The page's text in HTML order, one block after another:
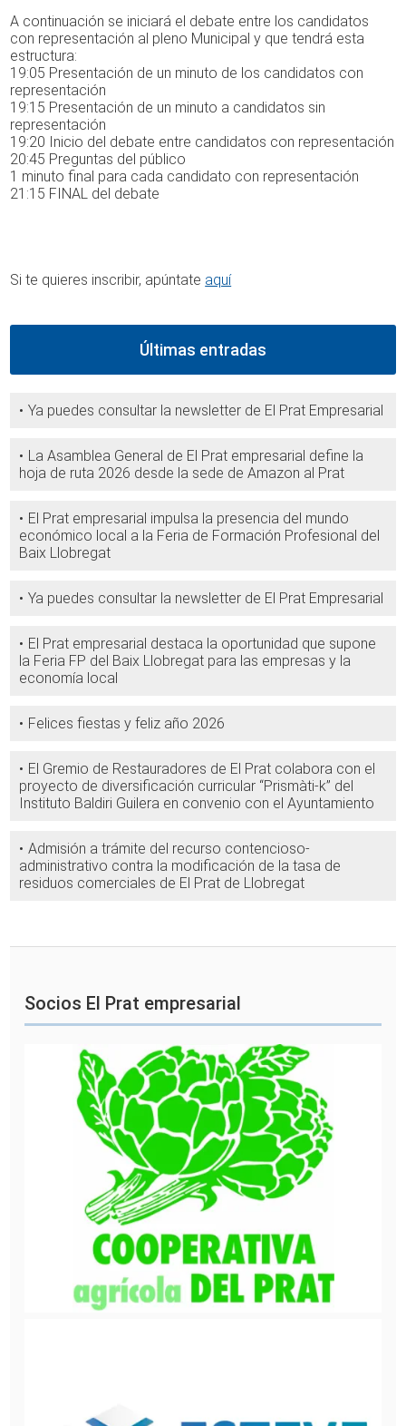
A continuación se iniciará el debate entre los candidatos
con representación al pleno Municipal y que tendrá esta
estructura:
19:05 Presentación de un minuto de los candidatos con
representación
19:15 Presentación de un minuto a candidatos sin
representación
19:20 Inicio del debate entre candidatos con representación
20:45 Preguntas del público
1 minuto final para cada candidato con representación
21:15 FINAL del debate
Si te quieres inscribir, apúntate aquí
Últimas entradas
Ya puedes consultar la newsletter de El Prat Empresarial
La Asamblea General de El Prat empresarial define la
hoja de ruta 2026 desde la sede de Amazon al Prat
El Prat empresarial impulsa la presencia del mundo
económico local a la Feria de Formación Profesional del
Baix Llobregat
Ya puedes consultar la newsletter de El Prat Empresarial
El Prat empresarial destaca la oportunidad que supone
la Feria FP del Baix Llobregat para las empresas y la
economía local
Felices fiestas y feliz año 2026
El Gremio de Restauradores de El Prat colabora con el
proyecto de diversificación curricular “Prismàti-k” del
Instituto Baldiri Guilera en convenio con el Ayuntamiento
Admisión a trámite del recurso contencioso-
administrativo contra la modificación de la tasa de
residuos comerciales de El Prat de Llobregat
Socios El Prat empresarial